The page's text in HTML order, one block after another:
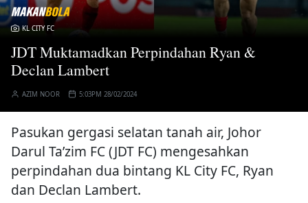
KL CITY FC
JDT Muktamadkan Perpindahan Ryan &
Declan Lambert
AZIM NOOR 5:03PM 28/02/2024
Pasukan gergasi selatan tanah air, Johor
Darul Ta’zim FC (JDT FC) mengesahkan
perpindahan dua bintang KL City FC, Ryan
dan Declan Lambert.